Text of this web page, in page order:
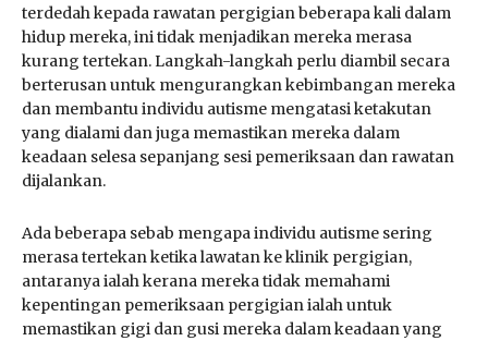
terdedah kepada rawatan pergigian beberapa kali dalam
hidup mereka, ini tidak menjadikan mereka merasa
kurang tertekan. Langkah-langkah perlu diambil secara
berterusan untuk mengurangkan kebimbangan mereka
dan membantu individu autisme mengatasi ketakutan
yang dialami dan juga memastikan mereka dalam
keadaan selesa sepanjang sesi pemeriksaan dan rawatan
dijalankan.
Ada beberapa sebab mengapa individu autisme sering
merasa tertekan ketika lawatan ke klinik pergigian,
antaranya ialah kerana mereka tidak memahami
kepentingan pemeriksaan pergigian ialah untuk
memastikan gigi dan gusi mereka dalam keadaan yang